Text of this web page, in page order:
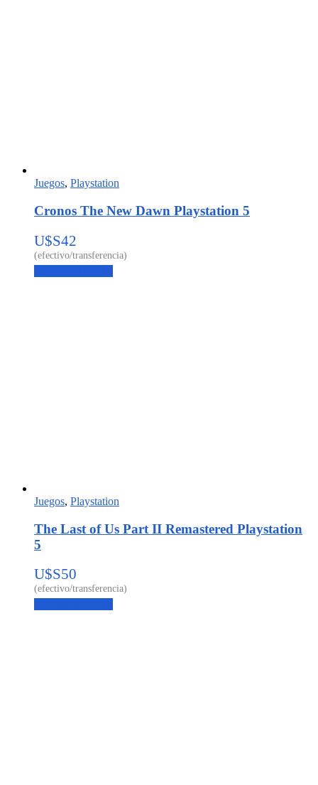
Juegos, Playstation
Cronos The New Dawn Playstation 5
U$S42
Juegos, Playstation
The Last of Us Part II Remastered Playstation
5
U$S50